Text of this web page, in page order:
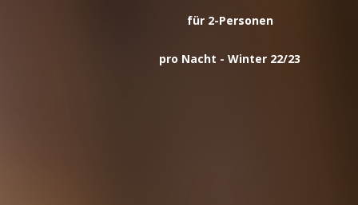
für 2-Personen
pro Nacht - Winter 22/23